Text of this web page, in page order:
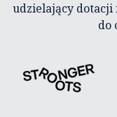
udzielający dotacji
do